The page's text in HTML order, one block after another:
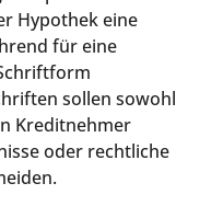
Hypothek eine
für eine
sollen sowohl
Kreditnehmer
oder rechtliche